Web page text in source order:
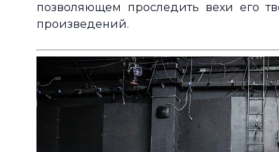
позволяющем проследить вехи его
произведений.